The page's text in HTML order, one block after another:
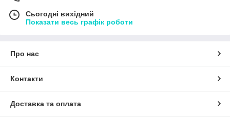
Сьогодні вихідний
Показати весь графік роботи
Про нас
Контакти
Доставка та оплата